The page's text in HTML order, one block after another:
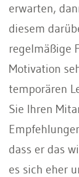
erwarten,
diesem
regelmäßige
Motivation
temporären
Sie Ihren
dass er das
es sich eher